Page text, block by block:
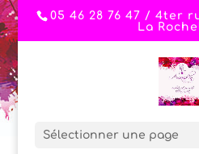
05 46 28 76 47 / 4ter
La
Sélectionner une page